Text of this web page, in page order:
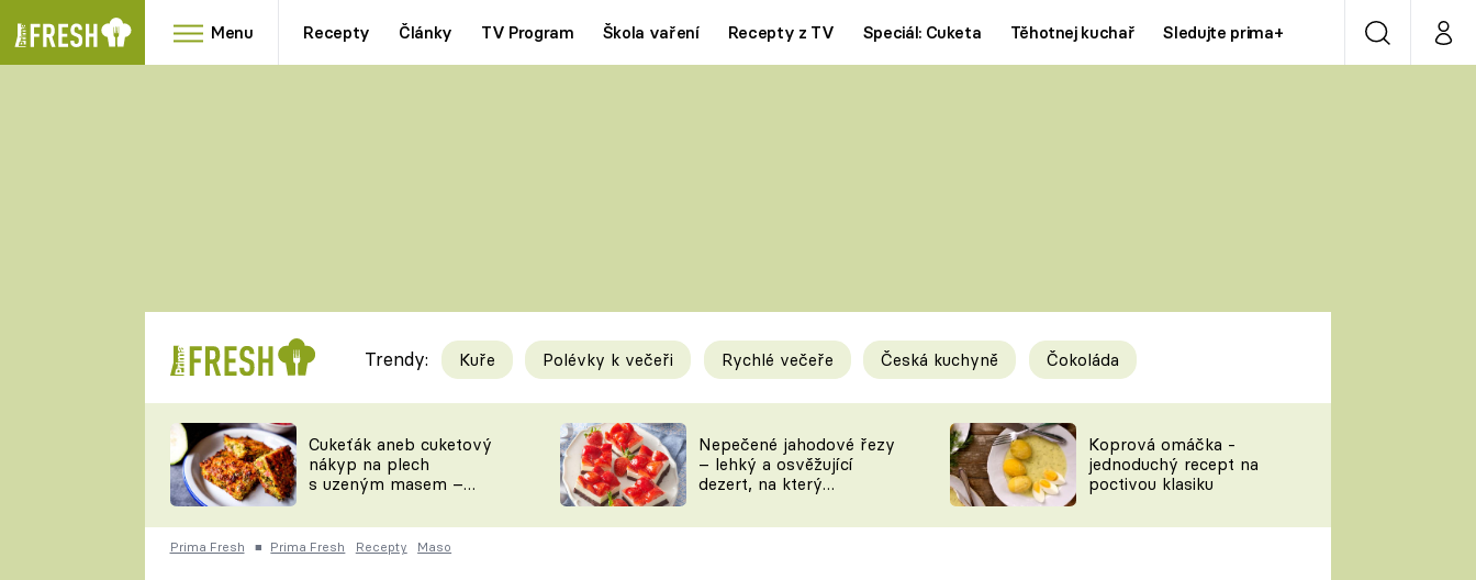
Menu Recepty Články TV Program Škola vaření Recepty z TV Speciál: Cuketa Těhotnej kuchař Sledujte prima+ VyhledáváníMůj
RYCHLOVKY
Videorecepty
TEĎ VAŘÍ ŠÉF!
ČESKO NA TALÍŘI
Tipy a triky
KAM ZA JÍDLEM
VYCHYTÁVKY
Novinky
ŠÉFREDAKTORKY
Prima LAJK
Sledujte nás
Trendy: Kuře Polévky k večeři Rychlé večeře Česká kuchyně Čokoláda
Cukeťák aneb cuketový
nákyp na plech
s uzeným masem –
zpracovat přerostlé
cukety
Nepečené jahodové řezy
– lehký a osvěžující
dezert, na který
Koprová omáčka -
jednoduchý recept na
poctivou klasiku
Prima Fresh ■ Prima Fresh Recepty Maso